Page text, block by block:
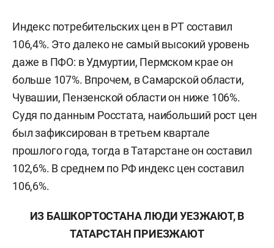
Индекс потребительских цен в РТ составил
106,4%. Это далеко не самый высокий уровень
даже в ПФО: в Удмуртии, Пермском крае он
больше 107%. Впрочем, в Самарской области,
Чувашии, Пензенской области он ниже 106%.
Судя по данным Росстата, наибольший рост цен
был зафиксирован в третьем квартале
прошлого года, тогда в Татарстане он составил
102,6%. В среднем по РФ индекс цен составил
106,6%.
ИЗ БАШКОРТОСТАНА ЛЮДИ УЕЗЖАЮТ, В
ТАТАРСТАН ПРИЕЗЖАЮТ